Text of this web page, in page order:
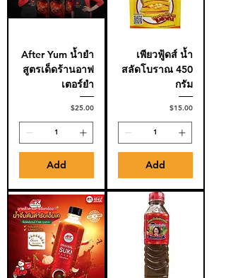
After Yum น้ำยำ
สูตรเด็ดร้านอาฟ
เตอร์ยำ
Price
$25.00
Add
เพียวฟู้ดส์ น้ำ
สลัดโบราณ 450
กรัม
Price
$15.00
Add